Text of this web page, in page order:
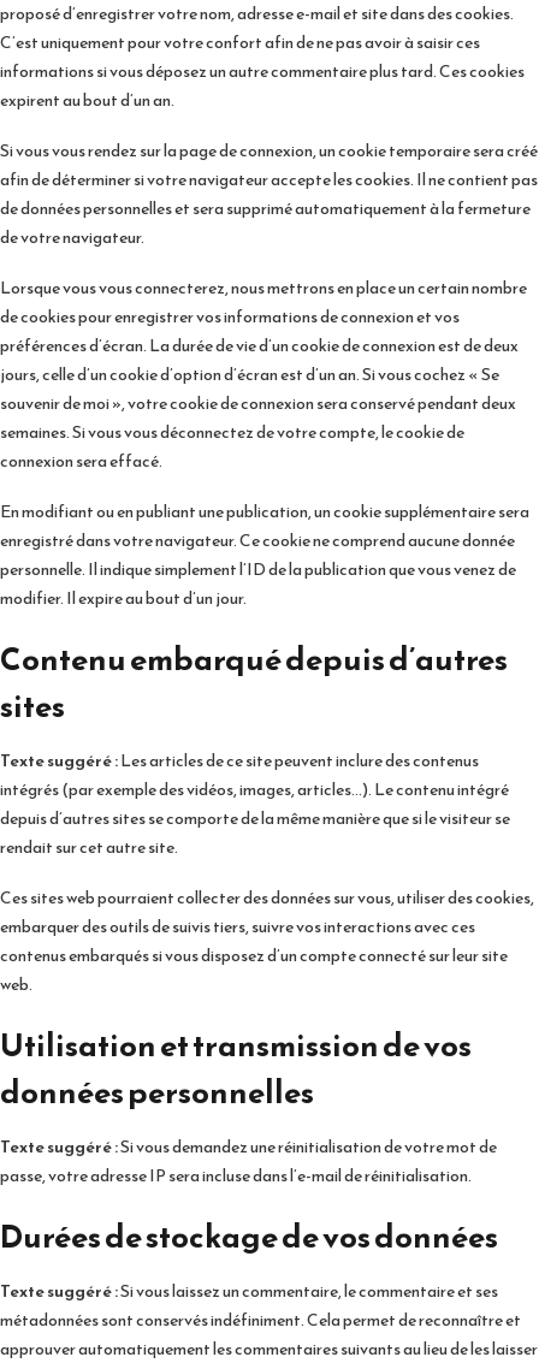
proposé d’enregistrer votre nom, adresse e-mail et site dans des cookies.
C’est uniquement pour votre confort afin de ne pas avoir à saisir ces
informations si vous déposez un autre commentaire plus tard. Ces cookies
expirent au bout d’un an.
Si vous vous rendez sur la page de connexion, un cookie temporaire sera créé
afin de déterminer si votre navigateur accepte les cookies. Il ne contient pas
de données personnelles et sera supprimé automatiquement à la fermeture
de votre navigateur.
Lorsque vous vous connecterez, nous mettrons en place un certain nombre
de cookies pour enregistrer vos informations de connexion et vos
préférences d’écran. La durée de vie d’un cookie de connexion est de deux
jours, celle d’un cookie d’option d’écran est d’un an. Si vous cochez « Se
souvenir de moi », votre cookie de connexion sera conservé pendant deux
semaines. Si vous vous déconnectez de votre compte, le cookie de
connexion sera effacé.
En modifiant ou en publiant une publication, un cookie supplémentaire sera
enregistré dans votre navigateur. Ce cookie ne comprend aucune donnée
personnelle. Il indique simplement l’ID de la publication que vous venez de
modifier. Il expire au bout d’un jour.
Contenu embarqué depuis d’autres
sites
Texte suggéré :Les articles de ce site peuvent inclure des contenus
intégrés (par exemple des vidéos, images, articles…). Le contenu intégré
depuis d’autres sites se comporte de la même manière que si le visiteur se
rendait sur cet autre site.
Ces sites web pourraient collecter des données sur vous, utiliser des cookies,
embarquer des outils de suivis tiers, suivre vos interactions avec ces
contenus embarqués si vous disposez d’un compte connecté sur leur site
web.
Utilisation et transmission de vos
données personnelles
Texte suggéré :Si vous demandez une réinitialisation de votre mot de
passe, votre adresse IP sera incluse dans l’e-mail de réinitialisation.
Durées de stockage de vos données
Texte suggéré :Si vous laissez un commentaire, le commentaire et ses
métadonnées sont conservés indéfiniment. Cela permet de reconnaître et
approuver automatiquement les commentaires suivants au lieu de les laisser